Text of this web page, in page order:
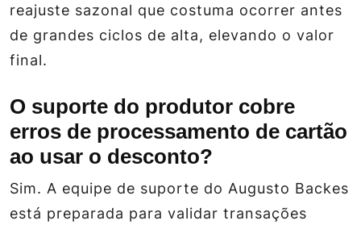
reajuste sazonal que costuma ocorrer antes
de grandes ciclos de alta, elevando o valor
final.
O suporte do produtor cobre
erros de processamento de cartão
ao usar o desconto?
Sim. A equipe de suporte do Augusto Backes
está preparada para validar transações